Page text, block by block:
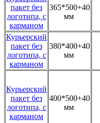
пакет без
логотипа, с
карманом
365*500+40
мм
Курьерский
пакет без
логотипа, с
карманом
380*400+40
мм
Курьерский
пакет без
логотипа, с
карманом
400*500+40
мм